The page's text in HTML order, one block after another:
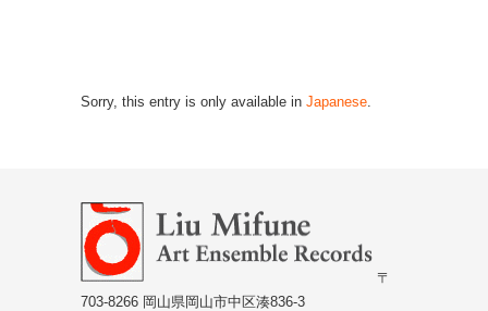
Sorry, this entry is only available in Japanese.
〒
703-8266 岡山県岡山市中区湊836-3